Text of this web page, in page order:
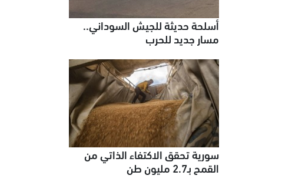
أسلحة حديثة للجيش السوداني..
مسار جديد للحرب
سورية تحقق الاكتفاء الذاتي من
القمح بـ2.7 مليون طن